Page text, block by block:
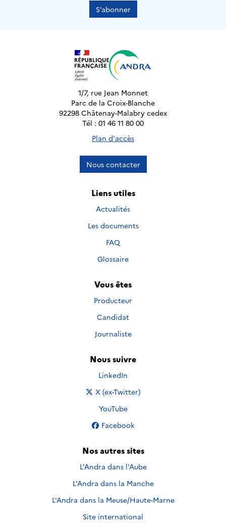
S’abonner
1/7, rue Jean Monnet
Parc de la Croix-Blanche
92298 Châtenay-Malabry cedex
Tél : 01 46 11 80 00
Plan d'accès
Nous contacter
Liens utiles
Actualités
Les documents
FAQ
Glossaire
Vous êtes
Producteur
Candidat
Journaliste
Nous suivre
Nous suivre sur
LinkedIn
Nous suivre sur
X (ex-Twitter)
Nous suivre sur
YouTube
Nous suivre sur
Facebook
Nos autres sites
L'Andra dans l'Aube
L'Andra dans la Manche
L'Andra dans la Meuse/Haute-Marne
Site international